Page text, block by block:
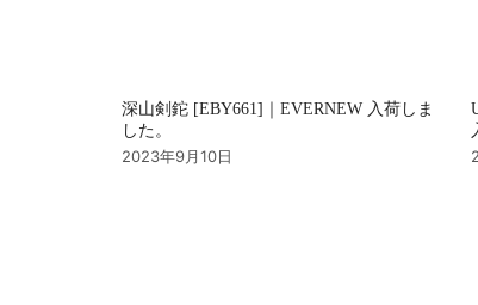
深山剣鉈 [EBY661]｜EVERNEW 入荷しま
した。
2023年9月10日